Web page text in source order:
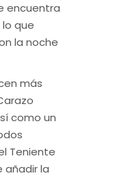
encuentra
que
la noche
más
como un
Teniente
añadir la